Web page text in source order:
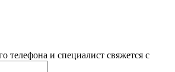
телефона и специалист свяжется с